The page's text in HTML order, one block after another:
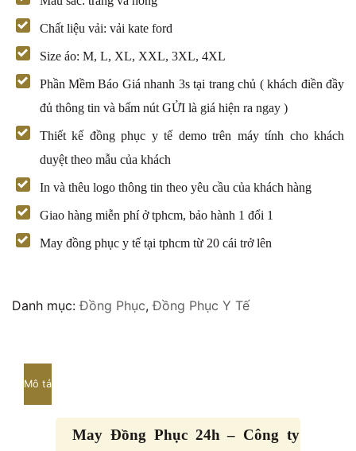
Chất liệu vải: vải kate ford
Size áo: M, L, XL, XXL, 3XL, 4XL
Phần Mềm Báo Giá nhanh 3s tại trang chủ ( khách điền đầy
đủ thông tin và bấm nút GỬI là giá hiện ra ngay )
Thiết kế đồng phục y tế demo trên máy tính cho khách
duyệt theo mẫu của khách
In và thêu logo thông tin theo yêu cầu của khách hàng
Giao hàng miễn phí ở tphcm, bảo hành 1 đổi 1
May đồng phục y tế tại tphcm từ 20 cái trở lên
Danh mục:Đồng Phục,Đồng Phục Y Tế
Mô tả
May Đồng Phục 24h – Công ty